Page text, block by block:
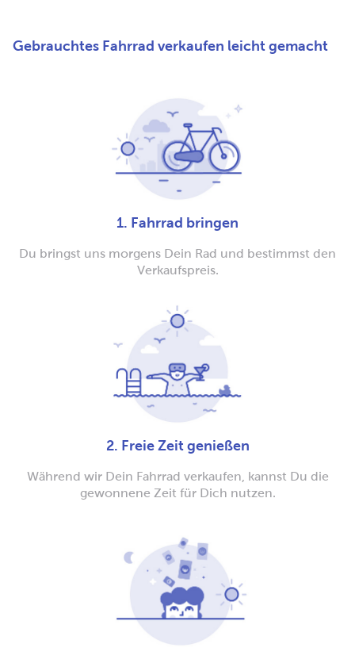
Gebrauchtes Fahrrad verkaufen leicht gemacht
1. Fahrrad bringen
Du bringst uns morgens Dein Rad und bestimmst den
Verkaufspreis.
2. Freie Zeit genießen
Während wir Dein Fahrrad verkaufen, kannst Du die
gewonnene Zeit für Dich nutzen.